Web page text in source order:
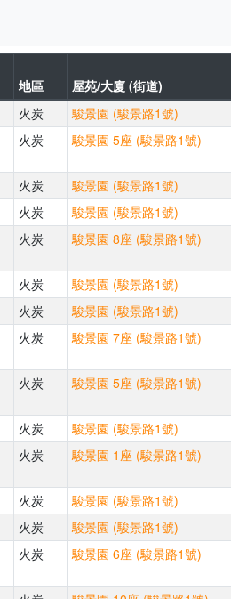
地區 屋苑/大廈 (街道)
火炭 駿景園 (駿景路1號)
火炭 駿景園 5座 (駿景路1號)
火炭 駿景園 (駿景路1號)
火炭 駿景園 (駿景路1號)
火炭 駿景園 8座 (駿景路1號)
火炭 駿景園 (駿景路1號)
火炭 駿景園 (駿景路1號)
火炭 駿景園 7座 (駿景路1號)
火炭 駿景園 5座 (駿景路1號)
火炭 駿景園 (駿景路1號)
火炭 駿景園 1座 (駿景路1號)
火炭 駿景園 (駿景路1號)
火炭 駿景園 (駿景路1號)
火炭 駿景園 6座 (駿景路1號)